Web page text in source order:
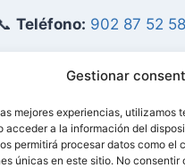
Gestionar
mejores experiencias, utilizamos
acceder a la información del
permitirá procesar datos como el
únicas en este sitio. No consentir
Teléfono: 902 87 52 58
Mi Cuenta
👤Acceder / Mi
🛒Ver Carrito